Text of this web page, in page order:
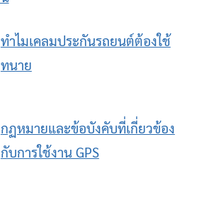
ทำไมเคลมประกันรถยนต์ต้องใช้
ทนาย
กฏหมายและข้อบังคับที่เกี่ยวข้อง
กับการใช้งาน GPS